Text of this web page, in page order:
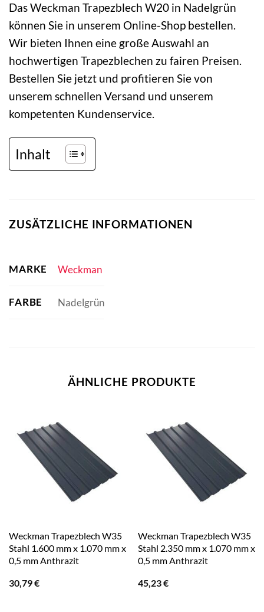
Das Weckman Trapezblech W20 in Nadelgrün
können Sie in unserem Online-Shop bestellen.
Wir bieten Ihnen eine große Auswahl an
hochwertigen Trapezblechen zu fairen Preisen.
Bestellen Sie jetzt und profitieren Sie von
unserem schnellen Versand und unserem
kompetenten Kundenservice.
Inhalt
ZUSÄTZLICHE INFORMATIONEN
MARKE Weckman
FARBE Nadelgrün
ÄHNLICHE PRODUKTE
Weckman Trapezblech W35
Stahl 1.600 mm x 1.070 mm x
0,5 mm Anthrazit
30,79€
Weckman Trapezblech W35
Stahl 2.350 mm x 1.070 mm x
0,5 mm Anthrazit
45,23€